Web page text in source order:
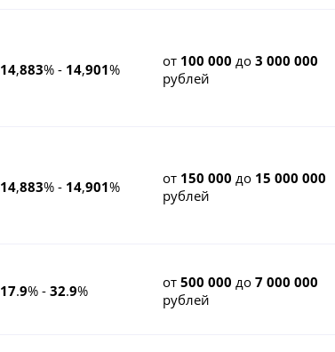
14,883% - 14,901% от 100 000 до3 000 000
рублей
14,883% - 14,901% от 150 000 до 15 000 000
рублей
17.9% - 32.9% от500 000 до7 000 000
рублей